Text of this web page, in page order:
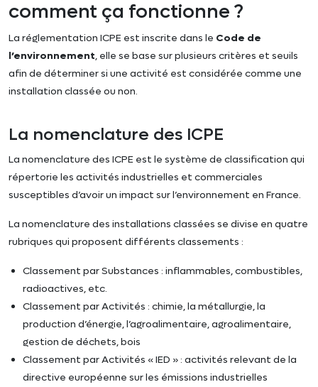
comment ça fonctionne ?
La réglementation ICPE est inscrite dans le Code de
l’environnement, elle se base sur plusieurs critères et seuils
afin de déterminer si une activité est considérée comme une
installation classée ou non.
La nomenclature des ICPE
La nomenclature des ICPE est le système de classification qui
répertorie les activités industrielles et commerciales
susceptibles d’avoir un impact sur l’environnement en France.
La nomenclature des installations classées se divise en quatre
rubriques qui proposent différents classements :
Classement par Substances : inflammables, combustibles,
radioactives, etc.
Classement par Activités : chimie, la métallurgie, la
production d’énergie, l’agroalimentaire, agroalimentaire,
gestion de déchets, bois
Classement par Activités « IED » : activités relevant de la
directive européenne sur les émissions industrielles